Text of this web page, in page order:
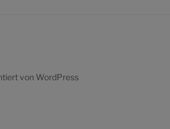
von WordPress